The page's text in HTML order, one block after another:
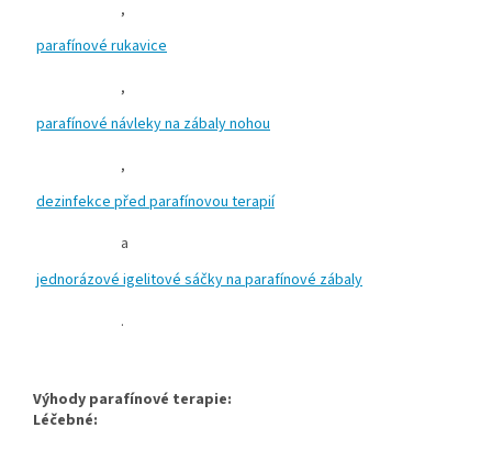
,
parafínové rukavice
,
parafínové návleky na zábaly nohou
,
dezinfekce před parafínovou terapií
a
jednorázové igelitové sáčky na parafínové zábaly
.
Výhody parafínové terapie:
Léčebné: